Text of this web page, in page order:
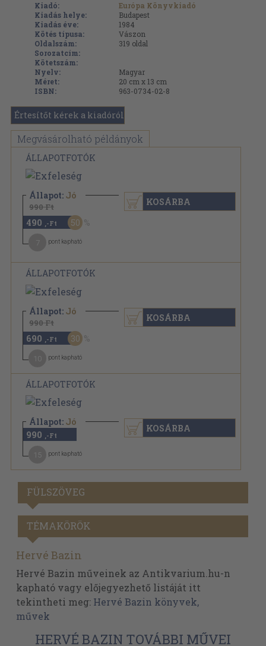
Kiadó:
Európa Könyvkiadó
Kiadás helye:
Budapest
Kiadás éve:
1984
Kötés típusa:
Vászon
Oldalszám:
319 oldal
Sorozatcím:
Kötetszám:
Nyelv:
Magyar
Méret:
20 cm x 13 cm
ISBN:
963-0734-02-8
Értesítőt kérek a kiadóról
Megvásárolható példányok
ÁLLAPOTFOTÓK
Állapot: Jó
990 Ft
490 ,-Ft 50
pont kapható
KOSÁRBA
ÁLLAPOTFOTÓK
Állapot: Jó
990 Ft
690 ,-Ft 30
pont kapható
KOSÁRBA
ÁLLAPOTFOTÓK
Állapot: Jó
990 ,-Ft
pont kapható
KOSÁRBA
FÜLSZÖVEG
TÉMAKÖRÖK
Hervé Bazin
Hervé Bazin műveinek az Antikvarium.hu-n
kapható vagy előjegyezhető listáját itt
tekintheti meg: Hervé Bazin könyvek,
művek
HERVÉ BAZIN TOVÁBBI MŰVEI